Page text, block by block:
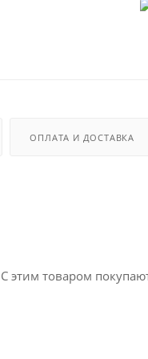
ОПЛАТА И ДОСТАВКА
С этим товаром